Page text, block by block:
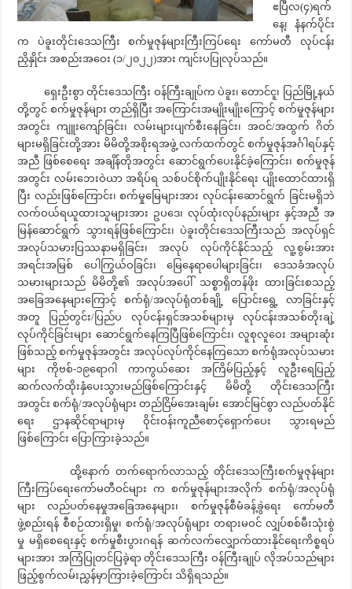
ဧပြီလ(၄)ရက်
နေ့၊ နံနက်ပိုင်း
က ပဲခူးတိုင်းဒေသကြီး စက်မှုဇုန်များကြီးကြပ်ရေး ကော်မတီ လုပ်ငန်း
ညှိနှိုင်း အစည်းအဝေး (၁/၂၀၂၂)အား ကျင်းပပြုလုပ်သည်။
ရှေးဦးစွာ တိုင်းဒေသကြီး ဝန်ကြီးချုပ်က ပဲခူး၊ တောင်ငူ၊ ပြည်မြို့နယ်
တို့တွင် စက်မှုဇုန်များ တည်ရှိပြီး အကြောင်းအမျိုးမျိုးကြောင့် စက်မှုဇုန်များ
အတွင်း ကျူးကျော်ခြင်း၊ လမ်းများပျက်စီးနေခြင်း၊ အဝင်/အထွက် ဂိတ်
များမရှိခြင်းတို့အား မိမိတို့အစိုးရအဖွဲ့ လက်ထက်တွင် စက်မှုဇုန်အင်္ဂါရပ်နှင့်
အညီ ဖြစ်စေရေး အချိန်တိုအတွင်း ဆောင်ရွက်ပေးနိုင်ခဲ့ကြောင်း၊ စက်မှုဇုန်
အတွင်း လမ်းဘေးဝဲယာ အရိပ်ရ သစ်ပင်စိုက်ပျိုးနိုင်ရေး ပျိုးထောင်ထားရှိ
ပြီး လည်းဖြစ်ကြောင်း၊ စက်မှုမြေများအား လုပ်ငန်းဆောင်ရွက် ခြင်းမရှိဘဲ
လက်ဝယ်ရယူထားသူများအား ဥပဒေ၊ လုပ်ထုံးလုပ်နည်းများ နှင့်အညီ အ
မြန်ဆောင်ရွက် သွားရန်ဖြစ်ကြောင်း၊ ပဲခူးတိုင်းဒေသကြီးသည် အလုပ်ရှင်
အလုပ်သမားပြဿနာမရှိခြင်း၊ အလုပ် လုပ်ကိုင်နိုင်သည့် လူ့စွမ်းအား
အရင်းအမြစ် ပေါကြွယ်ဝခြင်း၊ မြေနေရာပေါများခြင်း၊ ဒေသခံအလုပ်
သမားများသည် မိမိတို့၏ အလုပ်အပေါ် သစ္စာရှိတန်ဖိုး ထားခြင်းစသည့်
အခြေအနေများကြောင့် စက်ရုံ/အလုပ်ရုံတစ်ချို့ ပြောင်းရွေ့ လာခြင်းနှင့်
အတူ ပြည်တွင်း/ပြည်ပ လုပ်ငန်းရှင်အသစ်များမှ လုပ်ငန်းအသစ်တိုးချဲ့
လုပ်ကိုင်ခြင်းများ ဆောင်ရွက်နေကြပြီဖြစ်ကြောင်း၊ လူစုလူဝေး အများဆုံး
ဖြစ်သည့် စက်မှုဇုန်အတွင်း အလုပ်လုပ်ကိုင်နေကြသော စက်ရုံအလုပ်သမား
များ ကိုဗစ်-၁၉ရောဂါ ကာကွယ်ဆေး အကြိမ်ပြည့်နှင့် လူဦးရေပြည့်
ဆက်လက်ထိုးနှံပေးသွားမည်ဖြစ်ကြောင်းနှင့် မိမိတို့ တိုင်းဒေသကြီး
အတွင်း စက်ရုံ/အလုပ်ရုံများ တည်ငြိမ်အေးချမ်း အောင်မြင်စွာ လည်ပတ်နိုင်
ရေး ဌာနဆိုင်ရာများမှ ဝိုင်းဝန်းကူညီစောင့်ရှောက်ပေး သွားရမည်
ဖြစ်ကြောင်း ပြောကြားခဲ့သည်။
ထို့နောက် တက်ရောက်လာသည့် တိုင်းဒေသကြီးစက်မှုဇုန်များ
ကြီးကြပ်ရေးကော်မတီဝင်များ က စက်မှုဇုန်များအလိုက် စက်ရုံ/အလုပ်ရုံ
များ လည်ပတ်နေမှုအခြေအနေများ၊ စက်မှုဇုန်စီမံခန့်ခွဲရေး ကော်မတီ
ဖွဲ့စည်းရန် စီစဉ်ထားရှိမှု၊ စက်ရုံ/အလုပ်ရုံများ တရားမဝင် လျှပ်စစ်မီးသုံးစွဲ
မှု မရှိစေရေးနှင့် စက်မှုစီးပွားဂရန် ဆက်လက်လျှောက်ထားနိုင်ရေးကိစ္စရပ်
များအား အကြံပြုတင်ပြခဲ့ရာ တိုင်းဒေသကြီး ဝန်ကြီးချုပ် လိုအပ်သည်များ
ဖြည့်စွက်လမ်းညွှန်မှာကြားခဲ့ကြောင်း သိရှိရသည်။